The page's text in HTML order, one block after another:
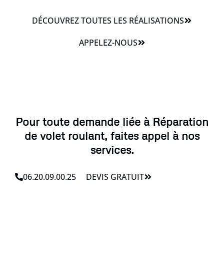
DÉCOUVREZ TOUTES LES RÉALISATIONS
APPELEZ-NOUS
Pour toute demande liée à Réparation
de volet roulant, faites appel à nos
services.
06.20.09.00.25 DEVIS GRATUIT